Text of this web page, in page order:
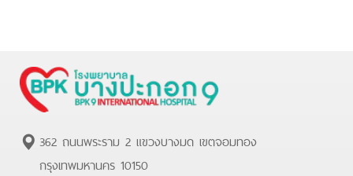
362 ถนนพระราม 2 แขวงบางมด เขตจอมทอง
กรุงเทพมหานคร 10150